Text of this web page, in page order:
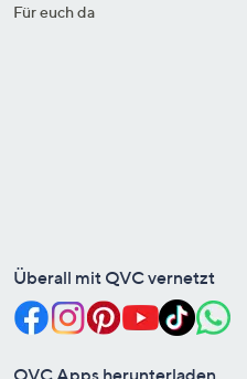
Für euch da
Überall mit QVC vernetzt
QVC Apps herunterladen